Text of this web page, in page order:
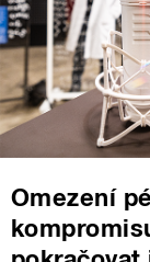
Omezení